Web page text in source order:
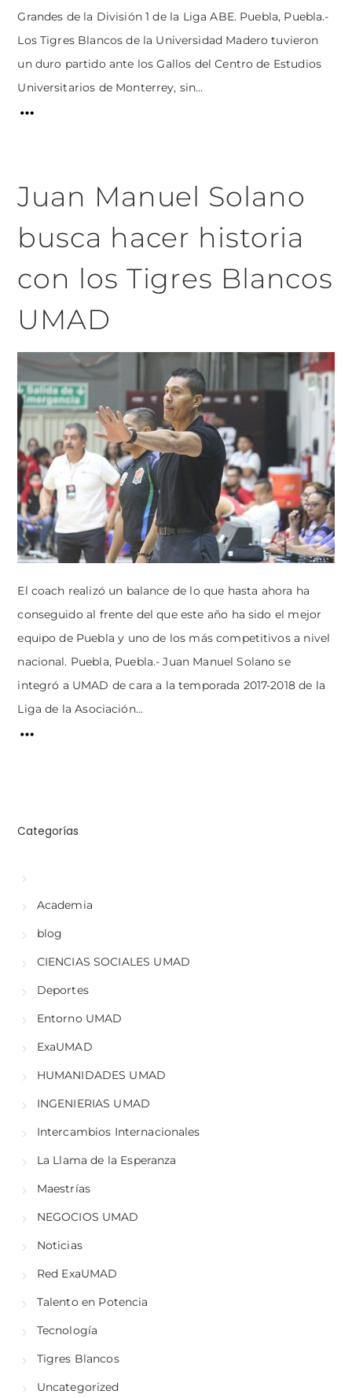
Grandes de la División 1 de la Liga ABE. Puebla, Puebla.-
Los Tigres Blancos de la Universidad Madero tuvieron
un duro partido ante los Gallos del Centro de Estudios
Universitarios de Monterrey, sin...
Juan Manuel Solano
busca hacer historia
con los Tigres Blancos
UMAD
El coach realizó un balance de lo que hasta ahora ha
conseguido al frente del que este año ha sido el mejor
equipo de Puebla y uno de los más competitivos a nivel
nacional. Puebla, Puebla.- Juan Manuel Solano se
integró a UMAD de cara a la temporada 2017-2018 de la
Liga de la Asociación...
Categorías
Academia
blog
CIENCIAS SOCIALES UMAD
Deportes
Entorno UMAD
ExaUMAD
HUMANIDADES UMAD
INGENIERIAS UMAD
Intercambios Internacionales
La Llama de la Esperanza
Maestrías
NEGOCIOS UMAD
Noticias
Red ExaUMAD
Talento en Potencia
Tecnología
Tigres Blancos
Uncategorized